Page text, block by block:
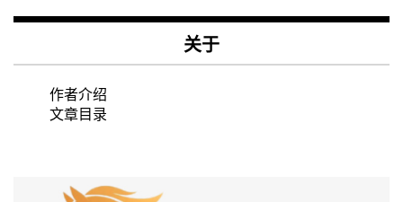
关于
作者介绍
文章目录